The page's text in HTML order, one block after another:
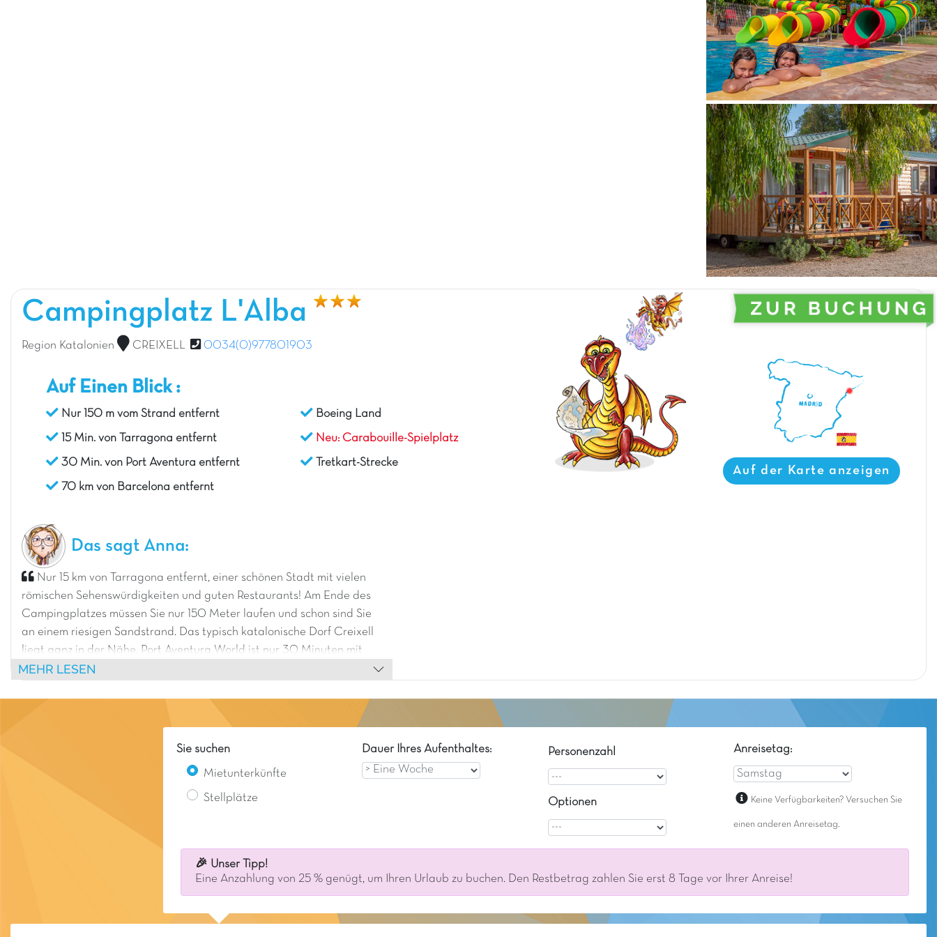
Campingplatz L'Alba
Region Katalonien CREIXELL 0034(0)977801903
Auf Einen Blick :
Nur 150 m vom Strand entfernt
15 Min. von Tarragona entfernt
30 Min. von Port Aventura entfernt
70 km von Barcelona entfernt
Boeing Land
Neu: Carabouille-Spielplatz
Tretkart-Strecke
Auf der Karte anzeigen
Das sagt Anna:
Nur 15 km von Tarragona entfernt, einer schönen Stadt mit vielen
römischen Sehenswürdigkeiten und guten Restaurants! Am Ende des
Campingplatzes müssen Sie nur 150 Meter laufen und schon sind Sie
an einem riesigen Sandstrand. Das typisch katalonische Dorf Creixell
liegt ganz in der Nähe. Port Aventura World ist nur 30 Minuten mit
dem Auto entfernt.
MEHR LESEN
Sie suchen
Mietunterkünfte
Stellplätze
Dauer Ihres Aufenthaltes: Personenzahl
Optionen
Anreisetag:
Keine Verfügbarkeiten? Versuchen Sie
einen anderen Anreisetag.
🎉 Unser Tipp!
Eine Anzahlung von 25 % genügt, um Ihren Urlaub zu buchen. Den Restbetrag zahlen Sie erst 8 Tage vor Ihrer Anreise!